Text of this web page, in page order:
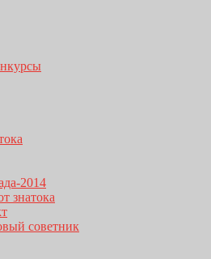
2014
знатока
советник